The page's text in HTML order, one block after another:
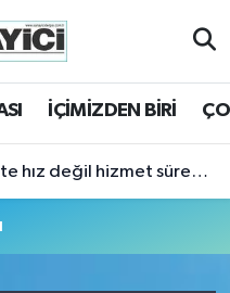
İÇİMİZDEN BİRİ
hizmet sürekliliği öne çıkacak